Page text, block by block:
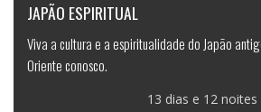
JAPÃO ESPIRITUAL
Viva a cultura e a espiritualidade do Japão
Oriente conosco.
13 dias e 12 noites